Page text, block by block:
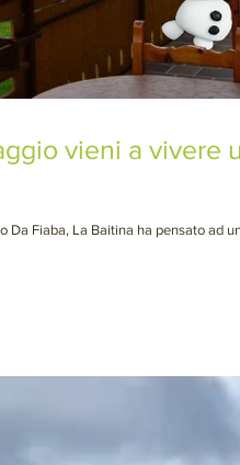
vieni a vivere
Fiaba, La Baitina ha pensato ad